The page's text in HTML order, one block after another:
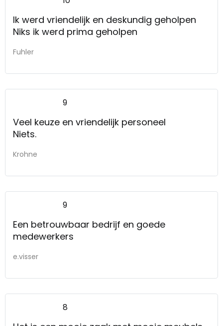
Ik werd vriendelijk en deskundig geholpen
Niks ik werd prima geholpen
Fuhler
9
Veel keuze en vriendelijk personeel
Niets.
Krohne
9
Een betrouwbaar bedrijf en goede
medewerkers
e.visser
8